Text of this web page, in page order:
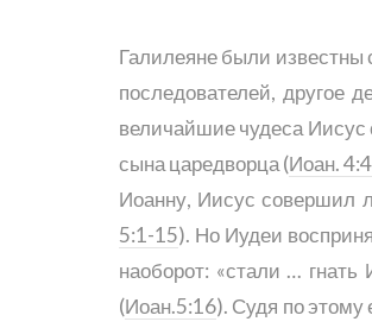
Галилеяне были известны
последователей, другое
величайшие чудеса
сына царедворца (Иоан.
Иоанну, Иисус совершил
5:1-15). Но Иудеи
наоборот: «стали …
(Иоан.5:16). Судя по этому